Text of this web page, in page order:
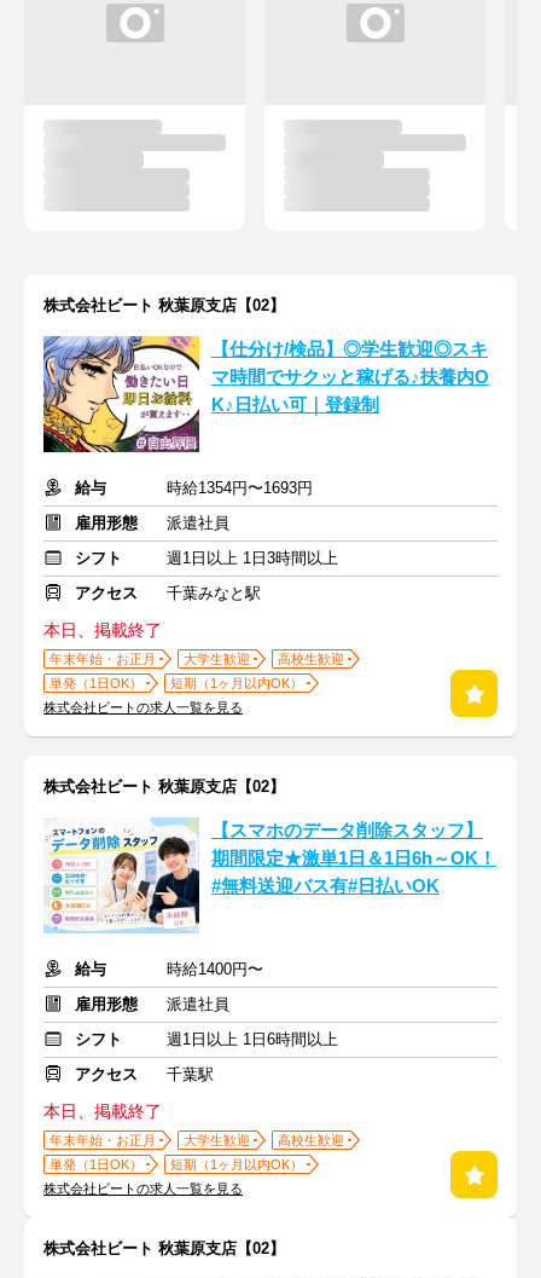
株式会社ビート 秋葉原支店【02】
【仕分け/検品】◎学生歓迎◎スキ
マ時間でサクッと稼げる♪扶養内O
K♪日払い可｜登録制
給与
時給1354円〜1693円
雇用形態
派遣社員
シフト
週1日以上 1日3時間以上
アクセス
千葉みなと駅
本日、掲載終了
年末年始・お正月 大学生歓迎
高校生歓迎
単発（1日OK）
短期（1ヶ月以内OK）
株式会社ビートの求人一覧を見る
株式会社ビート 秋葉原支店【02】
【スマホのデータ削除スタッフ】
期間限定★激単1日＆1日6h～OK！
#無料送迎バス有#日払いOK
給与
時給1400円〜
雇用形態
派遣社員
シフト
週1日以上 1日6時間以上
アクセス
千葉駅
本日、掲載終了
年末年始・お正月 大学生歓迎
高校生歓迎
単発（1日OK）
短期（1ヶ月以内OK）
株式会社ビートの求人一覧を見る
株式会社ビート 秋葉原支店【02】